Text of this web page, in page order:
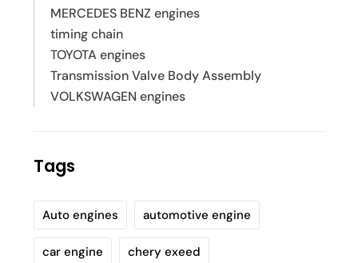
MERCEDES BENZ engines
timing chain
TOYOTA engines
Transmission Valve Body Assembly
VOLKSWAGEN engines
Tags
Auto engines automotive engine
car engine chery exeed